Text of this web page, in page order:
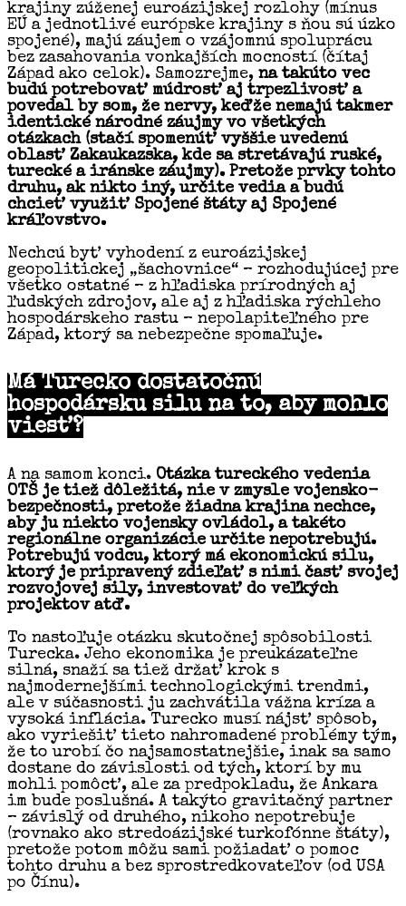
krajiny zúženej euroázijskej rozlohy (mínus
EÚ a jednotlivé európske krajiny s ňou sú úzko
spojené), majú záujem o vzájomnú spoluprácu
bez zasahovania vonkajších mocností (čítaj
Západ ako celok). Samozrejme, na takúto vec
budú potrebovať múdrosť aj trpezlivosť a
povedal by som, že nervy, keďže nemajú takmer
identické národné záujmy vo všetkých
otázkach (stačí spomenúť vyššie uvedenú
oblasť Zakaukazska, kde sa stretávajú ruské,
turecké a iránske záujmy). Pretože prvky tohto
druhu, ak nikto iný, určite vedia a budú
chcieť využiť Spojené štáty aj Spojené
kráľovstvo.
Nechcú byť vyhodení z euroázijskej
geopolitickej „šachovnice“ – rozhodujúcej pre
všetko ostatné – z hľadiska prírodných aj
ľudských zdrojov, ale aj z hľadiska rýchleho
hospodárskeho rastu – nepolapiteľného pre
Západ, ktorý sa nebezpečne spomaľuje.
Má Turecko dostatočnú
hospodársku silu na to, aby mohlo
viesť?
A na samom konci. Otázka tureckého vedenia
OTŠ je tiež dôležitá, nie v zmysle vojensko-
bezpečnosti, pretože žiadna krajina nechce,
aby ju niekto vojensky ovládol, a takéto
regionálne organizácie určite nepotrebujú.
Potrebujú vodcu, ktorý má ekonomickú silu,
ktorý je pripravený zdieľať s nimi časť svojej
rozvojovej sily, investovať do veľkých
projektov atď.
To nastoľuje otázku skutočnej spôsobilosti
Turecka. Jeho ekonomika je preukázateľne
silná, snaží sa tiež držať krok s
najmodernejšími technologickými trendmi,
ale v súčasnosti ju zachvátila vážna kríza a
vysoká inflácia. Turecko musí nájsť spôsob,
ako vyriešiť tieto nahromadené problémy tým,
že to urobí čo najsamostatnejšie, inak sa samo
dostane do závislosti od tých, ktorí by mu
mohli pomôcť, ale za predpokladu, že Ankara
im bude poslušná. A takýto gravitačný partner
– závislý od druhého, nikoho nepotrebuje
(rovnako ako stredoázijské turkofónne štáty),
pretože potom môžu sami požiadať o pomoc
tohto druhu a bez sprostredkovateľov (od USA
po Čínu).